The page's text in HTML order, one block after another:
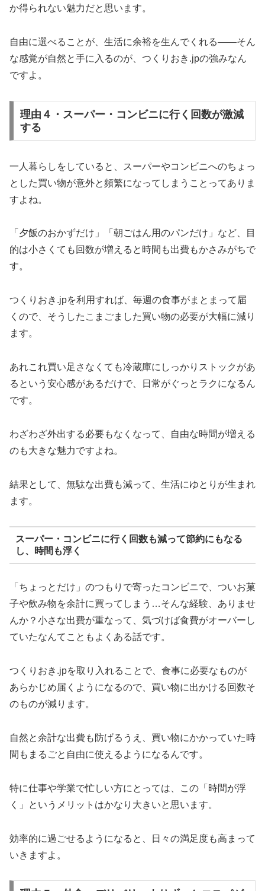
か得られない魅力だと思います。
自由に選べることが、生活に余裕を生んでくれる――そん
な感覚が自然と手に入るのが、つくりおき.jpの強みなん
ですよ。
理由４・スーパー・コンビニに行く回数が激減
する
一人暮らしをしていると、スーパーやコンビニへのちょっ
とした買い物が意外と頻繁になってしまうことってありま
すよね。
「夕飯のおかずだけ」「朝ごはん用のパンだけ」など、目
的は小さくても回数が増えると時間も出費もかさみがちで
す。
つくりおき.jpを利用すれば、毎週の食事がまとまって届
くので、そうしたこまごました買い物の必要が大幅に減り
ます。
あれこれ買い足さなくても冷蔵庫にしっかりストックがあ
るという安心感があるだけで、日常がぐっとラクになるん
です。
わざわざ外出する必要もなくなって、自由な時間が増える
のも大きな魅力ですよね。
結果として、無駄な出費も減って、生活にゆとりが生まれ
ます。
スーパー・コンビニに行く回数も減って節約にもなる
し、時間も浮く
「ちょっとだけ」のつもりで寄ったコンビニで、ついお菓
子や飲み物を余計に買ってしまう…そんな経験、ありませ
んか？小さな出費が重なって、気づけば食費がオーバーし
ていたなんてこともよくある話です。
つくりおき.jpを取り入れることで、食事に必要なものが
あらかじめ届くようになるので、買い物に出かける回数そ
のものが減ります。
自然と余計な出費も防げるうえ、買い物にかかっていた時
間もまるごと自由に使えるようになるんです。
特に仕事や学業で忙しい方にとっては、この「時間が浮
く」というメリットはかなり大きいと思います。
効率的に過ごせるようになると、日々の満足度も高まって
いきますよ。